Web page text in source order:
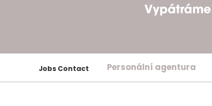
Jobs Contact Personální agentura